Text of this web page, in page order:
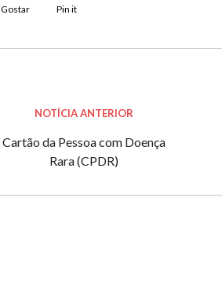
Gostar Pin it
NOTÍCIA ANTERIOR
Cartão da Pessoa com Doença
Rara (CPDR)